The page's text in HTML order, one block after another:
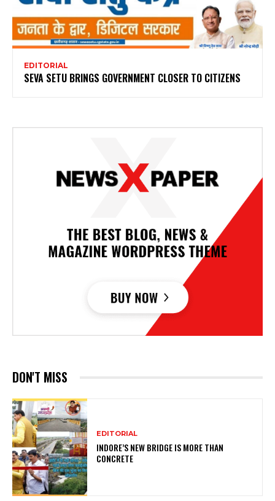
EDITORIAL
SEVA SETU BRINGS GOVERNMENT CLOSER TO CITIZENS
DON'T MISS
EDITORIAL
INDORE’S NEW BRIDGE IS MORE THAN
CONCRETE